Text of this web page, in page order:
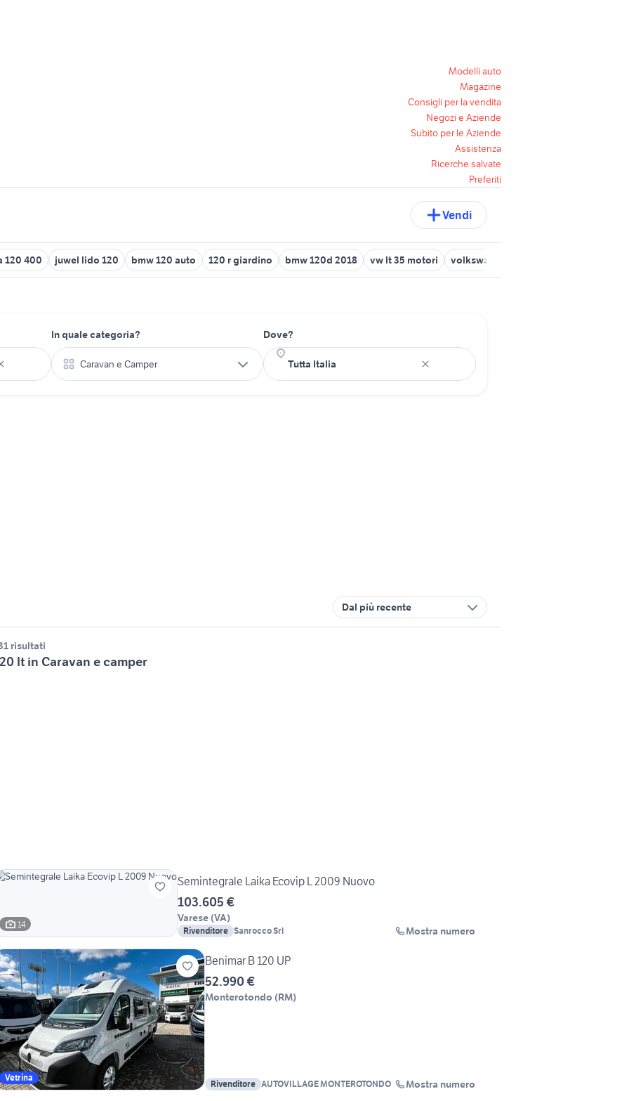
Modelli auto
Magazine
Consigli per la vendita
Negozi e Aziende
Subito per le Aziende
Assistenza
Ricerche salvate
Preferiti
Vendi
120 400 juwel lido 120 bmw 120 auto 120 r giardino bmw 120d 2018 vw lt 35 motori volkswagen lt35 camper
In quale categoria?
Caravan e Camper
Dove?
Dal più recente
risultati
lt in Caravan e camper
14
Semintegrale Laika Ecovip L 2009 Nuovo
103.605 €
Varese (VA)
Rivenditore Sanrocco Srl Mostra numero
Vetrina
Benimar B 120 UP
52.990 €
Monterotondo (RM)
Rivenditore AUTOVILLAGE MONTEROTONDO Mostra numero